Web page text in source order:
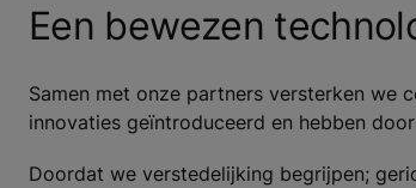
Een bewezen
Samen met onze partners versterken we
innovaties geïntroduceerd en hebben
Doordat we verstedelijking begrijpen;